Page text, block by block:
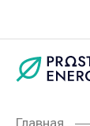
Главная